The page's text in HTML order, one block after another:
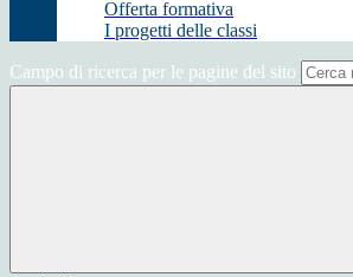
Offerta formativa
I progetti delle classi
Campo di ricerca per le pagine del sito